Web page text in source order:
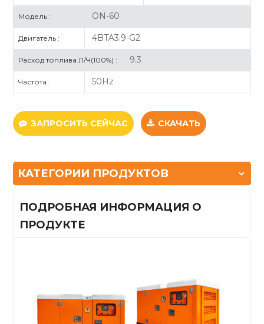
Модель : ON-60
Двигатель : 4BTA3.9-G2
Расход топлива Л/Ч(100%) : 9.3
Частота : 50Hz
ЗАПРОСИТЬ СЕЙЧАС СКАЧАТЬ
КАТЕГОРИИ ПРОДУКТОВ
ПОДРОБНАЯ ИНФОРМАЦИЯ О
ПРОДУКТЕ